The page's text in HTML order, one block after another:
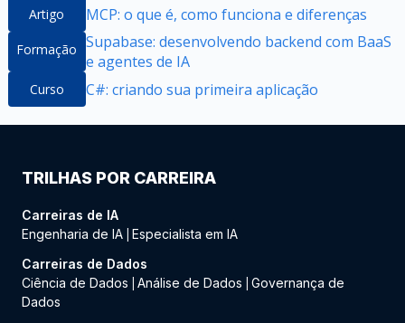
Artigo MCP: o que é, como funciona e diferenças
Formação Supabase: desenvolvendo backend com BaaS
e agentes de IA
Curso C#: criando sua primeira aplicação
TRILHAS POR CARREIRA
Carreiras de IA
Engenharia de IA Especialista em IA
Carreiras de Dados
Ciência de Dados
Análise de Dados
Governança de
Dados